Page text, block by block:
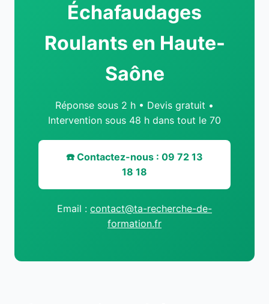
Échafaudages
Roulants en Haute-
Saône
Réponse sous 2 h • Devis gratuit •
Intervention sous 48 h dans tout le 70
☎️ Contactez-nous : 09 72 13
18 18
Email : contact@ta-recherche-de-
formation.fr